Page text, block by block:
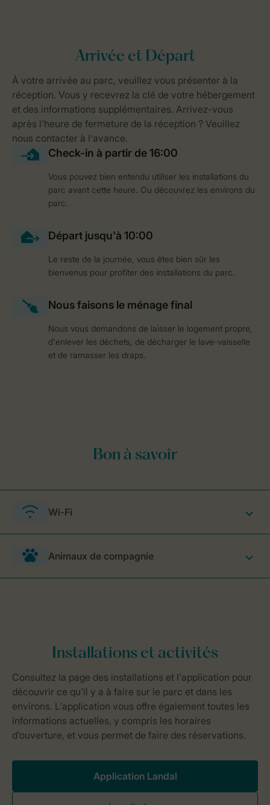
Vous pouvez bien entendu utiliser les installations du
parc avant cette heure. Ou découvrez les environs du
parc.
Le reste de la journée, vous êtes bien sûr les
bienvenus pour profiter des installations du parc.
Nous vous demandons de laisser le logement propre,
d'enlever les déchets, de décharger le lave-vaisselle
et de ramasser les draps.
Wi-Fi
Animaux de compagnie
Application Landal